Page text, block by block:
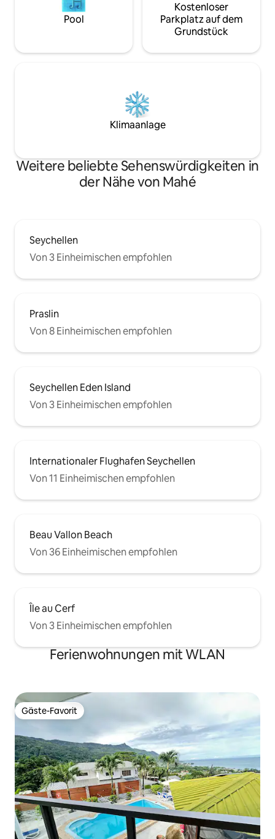
Pool
Kostenloser
Parkplatz auf dem
Grundstück
Klimaanlage
Weitere beliebte Sehenswürdigkeiten in
der Nähe von Mahé
Seychellen
Von 3 Einheimischen empfohlen
Praslin
Von 8 Einheimischen empfohlen
Seychellen Eden Island
Von 3 Einheimischen empfohlen
Internationaler Flughafen Seychellen
Von 11 Einheimischen empfohlen
Beau Vallon Beach
Von 36 Einheimischen empfohlen
Île au Cerf
Von 3 Einheimischen empfohlen
Ferienwohnungen mit WLAN
Gäste-Favorit
Gäste-Favorit